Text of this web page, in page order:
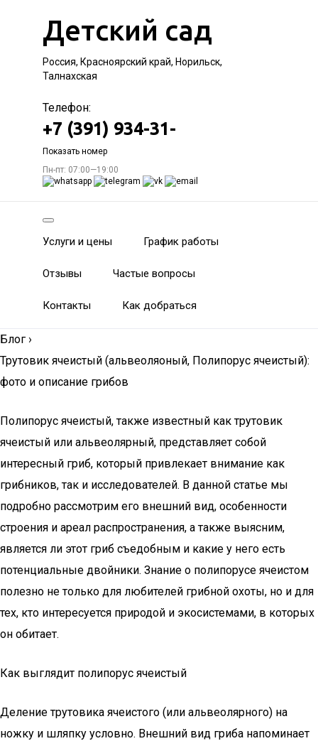
Детский сад
Россия, Красноярский край, Норильск,
Талнахская
Телефон:
+7 (391) 934-31-
Показать номер
Пн-пт: 07:00—19:00
Услуги и цены График работы
Отзывы Частые вопросы
Контакты Как добраться
Блог ›
Трутовик ячеистый (альвеоляоный, Полипорус ячеистый):
фото и описание грибов
Полипорус ячеистый, также известный как трутовик
ячеистый или альвеолярный, представляет собой
интересный гриб, который привлекает внимание как
грибников, так и исследователей. В данной статье мы
подробно рассмотрим его внешний вид, особенности
строения и ареал распространения, а также выясним,
является ли этот гриб съедобным и какие у него есть
потенциальные двойники. Знание о полипорусе ячеистом
полезно не только для любителей грибной охоты, но и для
тех, кто интересуется природой и экосистемами, в которых
он обитает.
Как выглядит полипорус ячеистый
Деление трутовика ячеистого (или альвеолярного) на
ножку и шляпку условно. Внешний вид гриба напоминает